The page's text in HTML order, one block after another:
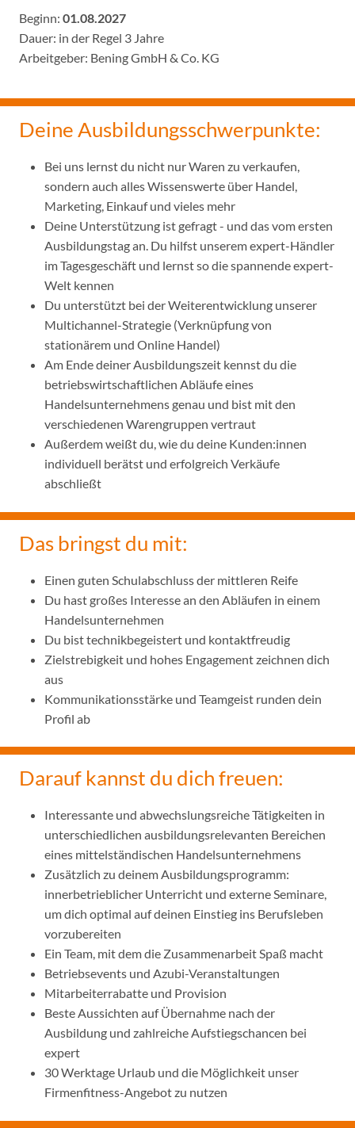
Beginn: 01.08.2027
Dauer: in der Regel 3 Jahre
Arbeitgeber: Bening GmbH & Co. KG
Deine Ausbildungsschwerpunkte:
Bei uns lernst du nicht nur Waren zu verkaufen,
sondern auch alles Wissenswerte über Handel,
Marketing, Einkauf und vieles mehr
Deine Unterstützung ist gefragt - und das vom ersten
Ausbildungstag an. Du hilfst unserem expert-Händler
im Tagesgeschäft und lernst so die spannende expert-
Welt kennen
Du unterstützt bei der Weiterentwicklung unserer
Multichannel-Strategie (Verknüpfung von
stationärem und Online Handel)
Am Ende deiner Ausbildungszeit kennst du die
betriebswirtschaftlichen Abläufe eines
Handelsunternehmens genau und bist mit den
verschiedenen Warengruppen vertraut
Außerdem weißt du, wie du deine Kunden:innen
individuell berätst und erfolgreich Verkäufe
abschließt
Das bringst du mit:
Einen guten Schulabschluss der mittleren Reife
Du hast großes Interesse an den Abläufen in einem
Handelsunternehmen
Du bist technikbegeistert und kontaktfreudig
Zielstrebigkeit und hohes Engagement zeichnen dich
aus
Kommunikationsstärke und Teamgeist runden dein
Profil ab
Darauf kannst du dich freuen:
Interessante und abwechslungsreiche Tätigkeiten in
unterschiedlichen ausbildungsrelevanten Bereichen
eines mittelständischen Handelsunternehmens
Zusätzlich zu deinem Ausbildungsprogramm:
innerbetrieblicher Unterricht und externe Seminare,
um dich optimal auf deinen Einstieg ins Berufsleben
vorzubereiten
Ein Team, mit dem die Zusammenarbeit Spaß macht
Betriebsevents und Azubi-Veranstaltungen
Mitarbeiterrabatte und Provision
Beste Aussichten auf Übernahme nach der
Ausbildung und zahlreiche Aufstiegschancen bei
expert
30 Werktage Urlaub und die Möglichkeit unser
Firmenfitness-Angebot zu nutzen